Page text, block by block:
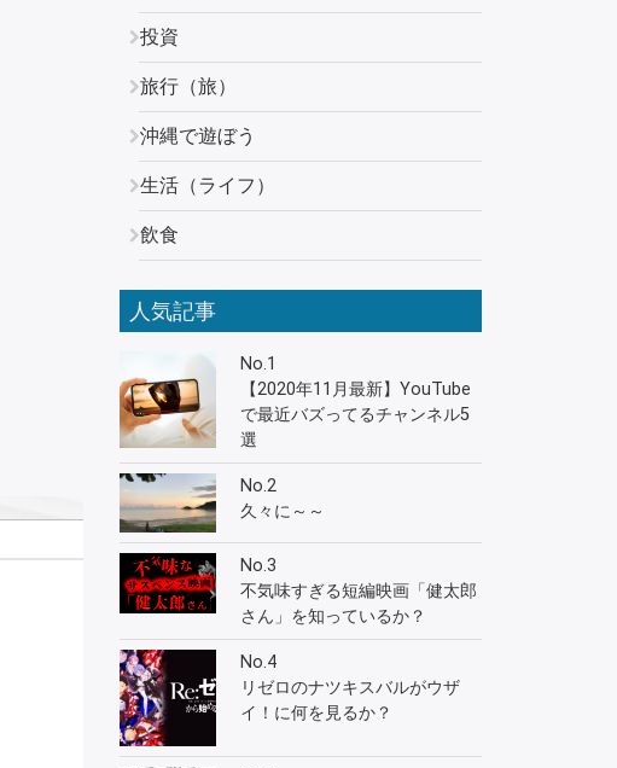
投資
旅行（旅）
沖縄で遊ぼう
生活（ライフ）
飲食
人気記事
No.1
【2020年11月最新】YouTube
で最近バズってるチャンネル5
選
No.2
久々に～～
No.3
不気味すぎる短編映画「健太郎
さん」を知っているか？
No.4
リゼロのナツキスバルがウザ
イ！に何を見るか？